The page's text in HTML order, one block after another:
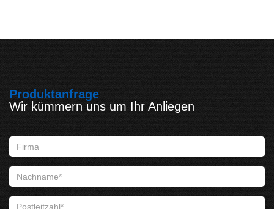
Produktanfrage
Wir kümmern uns um Ihr Anliegen